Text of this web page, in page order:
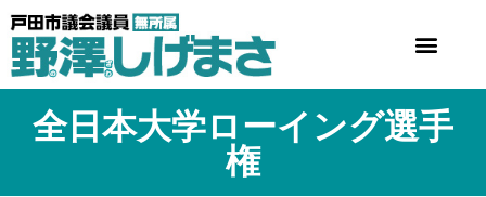
全日本大学ローイング選手
権